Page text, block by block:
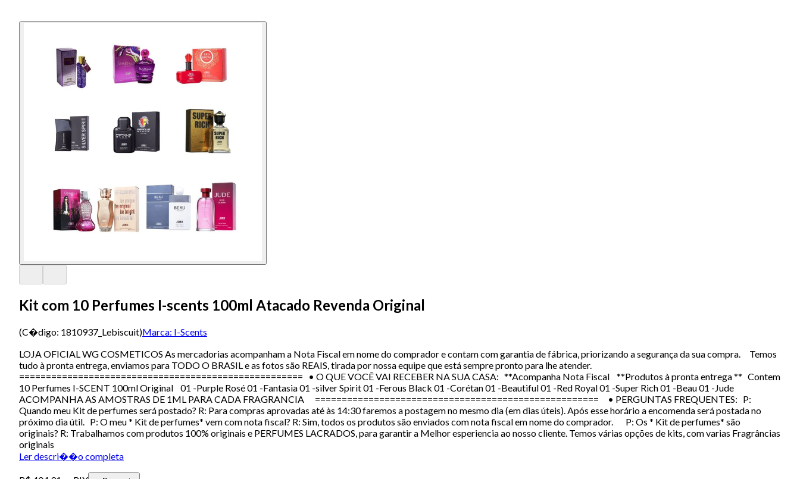
Kit com 10 Perfumes I-scents 100ml Atacado Revenda Original
(C�digo: 1810937_Lebiscuit)Marca: I-Scents
LOJA OFICIAL WG COSMETICOS As mercadorias acompanham a Nota Fiscal em nome do comprador e contam com garantia de fábrica, priorizando a segurança da sua compra. Temos
tudo à pronta entrega, enviamos para TODO O BRASIL e as fotos são REAIS, tirada por nossa equipe que está sempre pronto para lhe atender.
===================================================== • O QUE VOCÊ VAI RECEBER NA SUA CASA: **Acompanha Nota Fiscal **Produtos à pronta entrega ** Contem
10 Perfumes I-SCENT 100ml Original 01 -Purple Rosé 01 -Fantasia 01 -silver Spirit 01 -Ferous Black 01 -Corétan 01 -Beautiful 01 -Red Royal 01 -Super Rich 01 -Beau 01 -Jude
ACOMPANHA AS AMOSTRAS DE 1ML PARA CADA FRAGRANCIA ===================================================== • PERGUNTAS FREQUENTES: P:
Quando meu Kit de perfumes será postado? R: Para compras aprovadas até às 14:30 faremos a postagem no mesmo dia (em dias úteis). Após esse horário a encomenda será postada no
próximo dia útil. P: O meu * Kit de perfumes* vem com nota fiscal? R: Sim, todos os produtos são enviados com nota fiscal em nome do comprador. P: Os * Kit de perfumes* são
originais? R: Trabalhamos com produtos 100% originais e PERFUMES LACRADOS, para garantir a Melhor esperiencia ao nosso cliente. Temos várias opções de kits, com varias Fragrâncias
originais
Ler descri��o completa